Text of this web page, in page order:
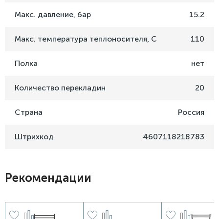
Макс. давление, бар 15.2
Макс. температура теплоносителя, C 110
Полка нет
Количество перекладин 20
Страна Россия
Штрихкод 4607118218783
Рекомендации